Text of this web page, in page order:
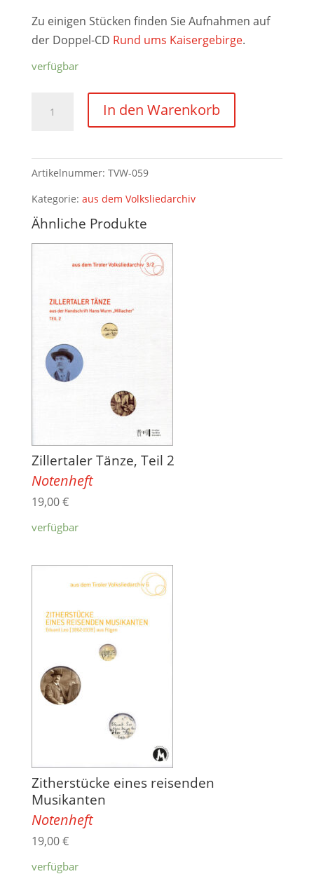
Zu einigen Stücken finden Sie Aufnahmen auf
der Doppel-CD Rund ums Kaisergebirge.
verfügbar
Moser
(1922-
2008)
Menge
In den Warenkorb
Artikelnummer: TVW-059
Kategorie: aus dem Volksliedarchiv
Ähnliche Produkte
Zillertaler Tänze, Teil 2
Notenheft
19,00€
verfügbar
Zitherstücke eines reisenden
Musikanten
Notenheft
19,00€
verfügbar